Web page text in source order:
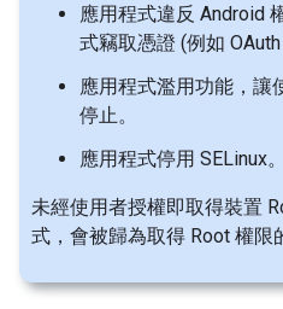
應用程式違反 Android
式竊取憑證 (例如 OAuth
應用程式濫用功能，讓
停止。
應用程式停用 SELinux。
未經使用者授權即取得裝置
式，會被歸為取得 Root 權限